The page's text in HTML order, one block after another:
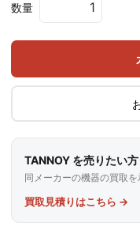
数量
TANNOY を売りたい方
同メーカーの機器の買取を
買取見積りはこちら →